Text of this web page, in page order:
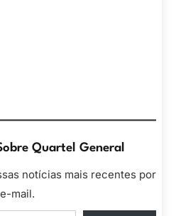
Quartel General
notícias mais recentes por
e-mail.